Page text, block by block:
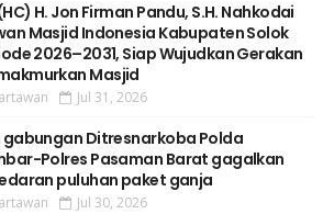
H. Jon Firman Pandu, S.H. Nahkodai
Masjid Indonesia Kabupaten Solok
2026–2031, Siap Wujudkan Gerakan
Masjid
Jul 31, 2026
gabungan Ditresnarkoba Polda
Polres Pasaman Barat gagalkan
puluhan paket ganja
Jul 30, 2026